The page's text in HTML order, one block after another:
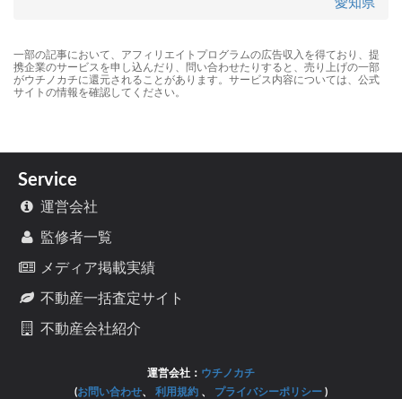
愛知県
一部の記事において、アフィリエイトプログラムの広告収入を得ており、提
携企業のサービスを申し込んだり、問い合わせたりすると、売り上げの一部
がウチノカチに還元されることがあります。サービス内容については、公式
サイトの情報を確認してください。
Service
運営会社
監修者一覧
メディア掲載実績
不動産一括査定サイト
不動産会社紹介
運営会社： ウチノカチ
(お問い合わせ、 利用規約 、 プライバシーポリシー )